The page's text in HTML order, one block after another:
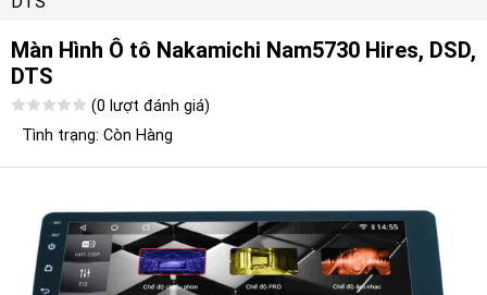
Màn Hình Ô tô Nakamichi Nam5730 Hires, DSD,
DTS
(0 lượt đánh giá)
Tình trạng: Còn Hàng